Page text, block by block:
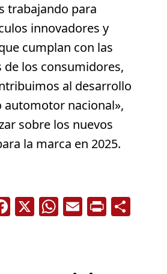
trabajando para
innovadores y
cumplan con las
de los consumidores,
al desarrollo
automotor nacional»,
sobre los nuevos
la marca en 2025.
Facebook
X WhatsApp
Email
Print